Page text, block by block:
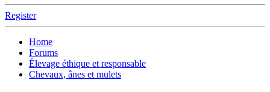
Register
Home
Forums
Élevage éthique et responsable
Chevaux, ânes et mulets